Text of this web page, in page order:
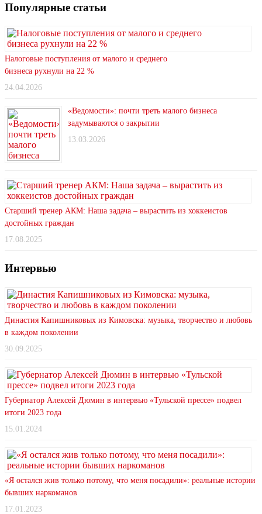
Популярные статьи
Налоговые поступления от малого и среднего
бизнеса рухнули на 22 %
24.04.2026
«Ведомости»: почти треть малого бизнеса
задумываются о закрытии
13.03.2026
Старший тренер АКМ: Наша задача – вырастить из хоккеистов
достойных граждан
17.08.2025
Интервью
Династия Капишниковых из Кимовска: музыка, творчество и любовь
в каждом поколении
30.09.2025
Губернатор Алексей Дюмин в интервью «Тульской прессе» подвел
итоги 2023 года
15.01.2024
«Я остался жив только потому, что меня посадили»: реальные истории
бывших наркоманов
17.01.2023